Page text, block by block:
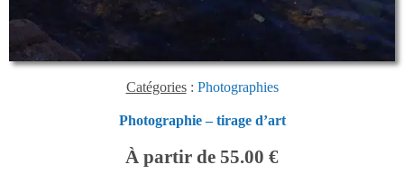
Catégories: Photographies
Photographie – tirage d’art
À partir de 55.00 €